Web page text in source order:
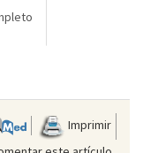
Imprimir